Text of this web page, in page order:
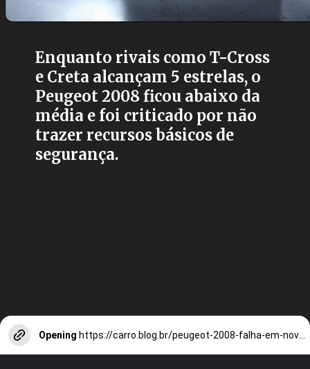
Enquanto rivais como T-Cross
e Creta alcançam 5 estrelas, o
Peugeot 2008 ficou abaixo da
média e foi criticado por não
trazer recursos básicos de
segurança.
Opening